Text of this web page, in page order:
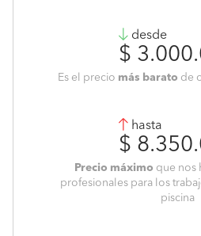
desde
$
Es el precio más barato de
hasta
$
Precio máximo que nos
profesionales para los
piscina